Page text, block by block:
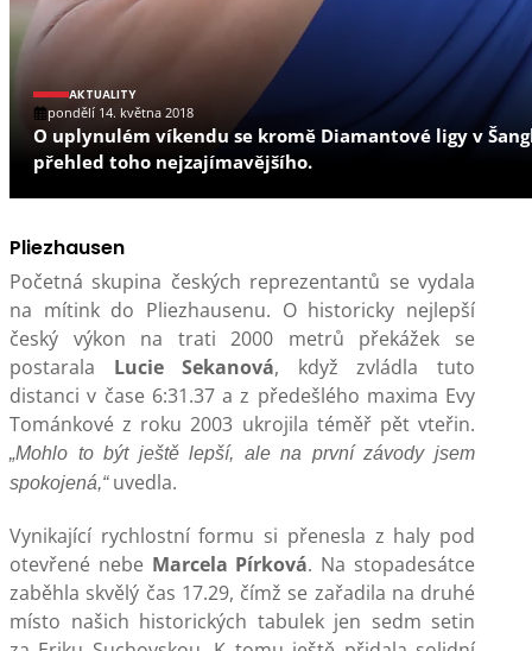
AKTUALITY
pondělí 14. května 2018
O uplynulém víkendu se kromě Diamantové ligy v
přehled toho nejzajímavějšího.
Pliezhausen
Početná skupina českých reprezentantů se vydala
na mítink do Pliezhausenu. O historicky nejlepší
český výkon na trati 2000 metrů překážek se
postarala Lucie Sekanová, když zvládla tuto
distanci v čase 6:31.37 a z předešlého maxima Evy
Tománkové z roku 2003 ukrojila téměř pět vteřin.
„Mohlo to být ještě lepší, ale na první závody jsem
spokojená,“uvedla.
Vynikající rychlostní formu si přenesla z haly pod
otevřené nebe Marcela Pírková. Na stopadesátce
zaběhla skvělý čas 17.29, čímž se zařadila na druhé
místo našich historických tabulek jen sedm setin